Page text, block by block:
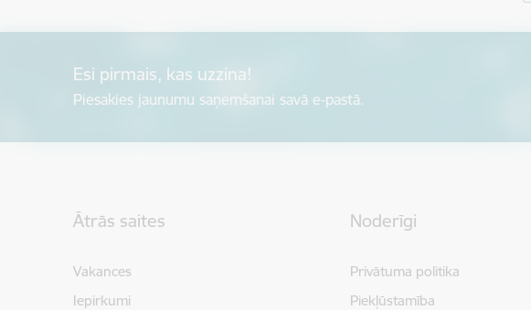
Esi pirmais, kas uzzina!
Piesakies jaunumu saņemšanai savā e-pastā.
Ātrās saites
Vakances
Iepirkumi
Noderīgi
Privātuma politika
Piekļūstamība